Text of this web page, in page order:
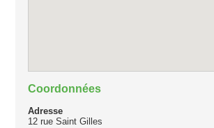
Coordonnées
Adresse
12 rue Saint Gilles